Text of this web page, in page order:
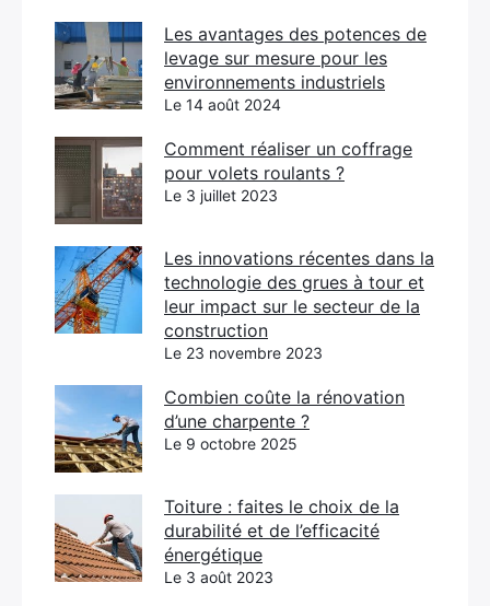
Les avantages des potences de
levage sur mesure pour les
environnements industriels
Le 14 août 2024
Comment réaliser un coffrage
pour volets roulants ?
Le 3 juillet 2023
Les innovations récentes dans la
technologie des grues à tour et
leur impact sur le secteur de la
construction
Le 23 novembre 2023
Combien coûte la rénovation
d’une charpente ?
Le 9 octobre 2025
Toiture : faites le choix de la
durabilité et de l’efficacité
énergétique
Le 3 août 2023